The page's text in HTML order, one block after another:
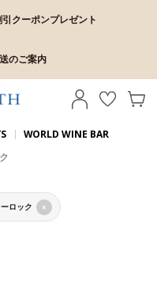
クーポンプレゼント
のご案内
WORLD WINE BAR
ロック ×